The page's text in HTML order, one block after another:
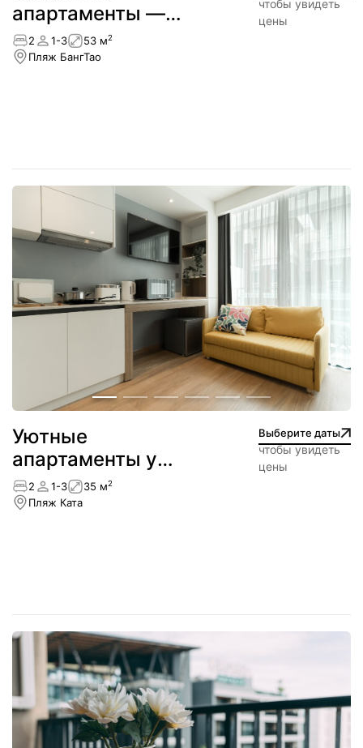
апартаменты —
Лагуна
чтобы увидеть
цены
2 1-3 53 м2
Пляж БангТао
Уютные
апартаменты у
пляжа — Ката
Выберите даты
чтобы увидеть
цены
2 1-3 35 м2
Пляж Ката